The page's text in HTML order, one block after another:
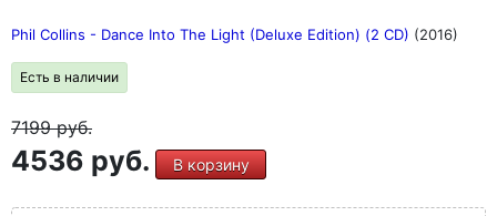
Phil Collins - Dance Into The Light (Deluxe Edition) (2 CD) (2016)
Есть в наличии
7199руб.
4536 руб. В корзину